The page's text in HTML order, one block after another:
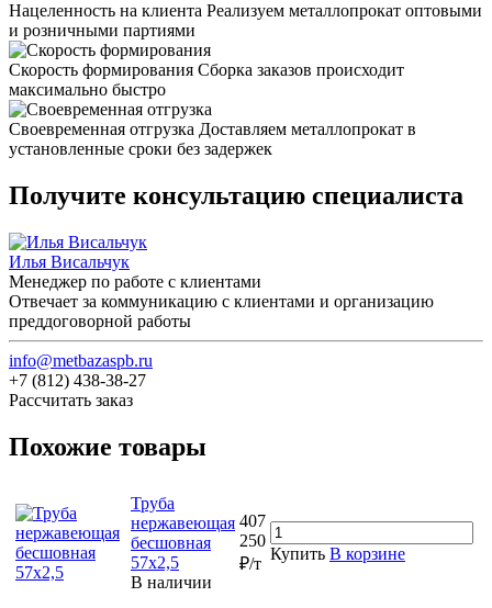
Нацеленность на клиента Реализуем металлопрокат оптовыми
и розничными партиями
Скорость формирования Сборка заказов происходит
максимально быстро
Своевременная отгрузка Доставляем металлопрокат в
установленные сроки без задержек
Получите консультацию специалиста
Илья Висальчук
Менеджер по работе с клиентами
Отвечает за коммуникацию с клиентами и организацию
преддоговорной работы
info@metbazaspb.ru
+7 (812) 438-38-27
Рассчитать заказ
Похожие товары
Труба
нержавеющая
бесшовная
57х2,5
В наличии
407
250
₽/т
Купить В корзине